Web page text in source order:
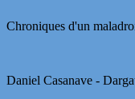
Chroniques d'un
Daniel Casanave -